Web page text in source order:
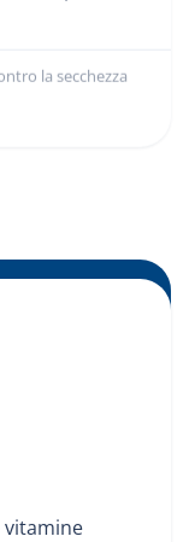
la secchezza
vitamine